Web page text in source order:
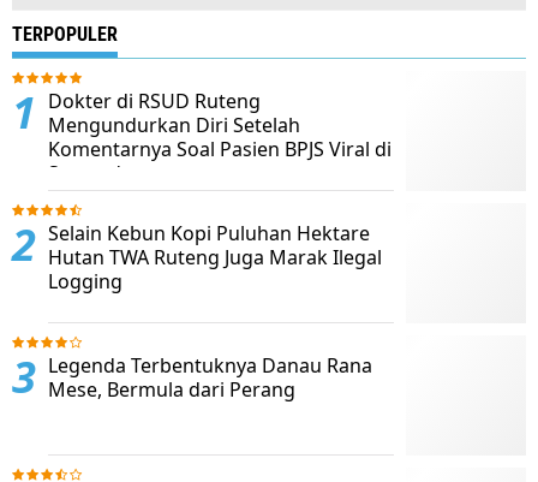
TERPOPULER
Dokter di RSUD Ruteng
Mengundurkan Diri Setelah
Komentarnya Soal Pasien BPJS Viral di
Sosmed
Selain Kebun Kopi Puluhan Hektare
Hutan TWA Ruteng Juga Marak Ilegal
Logging
Legenda Terbentuknya Danau Rana
Mese, Bermula dari Perang